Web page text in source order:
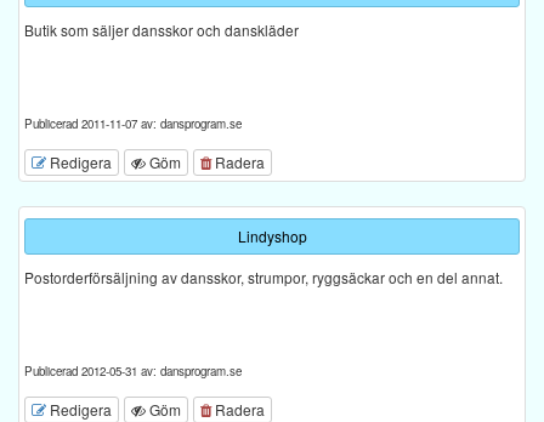
Butik som säljer dansskor och danskläder
Publicerad 2011-11-07 av: dansprogram.se
Redigera Göm Radera
Lindyshop
Postorderförsäljning av dansskor, strumpor, ryggsäckar och en del annat.
Publicerad 2012-05-31 av: dansprogram.se
Redigera Göm Radera